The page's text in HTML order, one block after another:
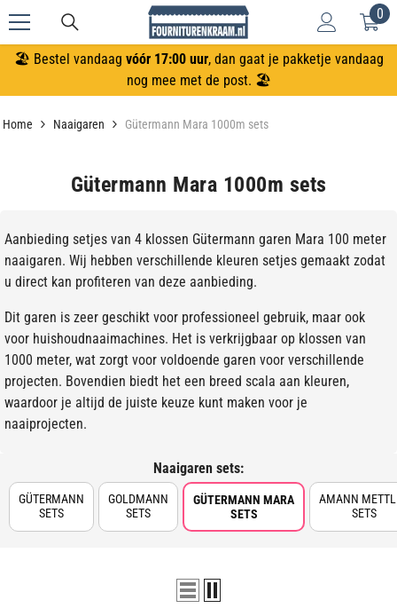
0
0
🏖️ Bestel vandaag vóór 17:00 uur, dan gaat je pakketje vandaag
nog mee met de post. 🏖️
Home Naaigaren Gütermann Mara 1000m sets
Gütermann Mara 1000m sets
Aanbieding setjes van 4 klossen Gütermann garen Mara 100 meter
naaigaren. Wij hebben verschillende kleuren setjes gemaakt zodat
u direct kan profiteren van deze aanbieding.
Dit garen is zeer geschikt voor professioneel gebruik, maar ook
voor huishoudnaaimachines. Het is verkrijgbaar op klossen van
1000 meter, wat zorgt voor voldoende garen voor verschillende
projecten. Bovendien biedt het een breed scala aan kleuren,
waardoor je altijd de juiste keuze kunt maken voor je
naaiprojecten.
Naaigaren sets:
GÜTERMANN
SETS
GOLDMANN
SETS
GÜTERMANN MARA
SETS
AMANN
SETS